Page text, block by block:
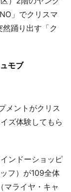
」でクリスマ
踊り出す「ク
モブ
メントがクリス
ズ体験してもら
ンドーショッピ
フ）が109全体
ライヤ・キャ